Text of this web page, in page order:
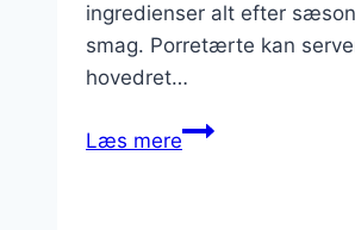
ingredienser alt efter
smag. Porretærte kan
hovedret…
Læs merePorretærte